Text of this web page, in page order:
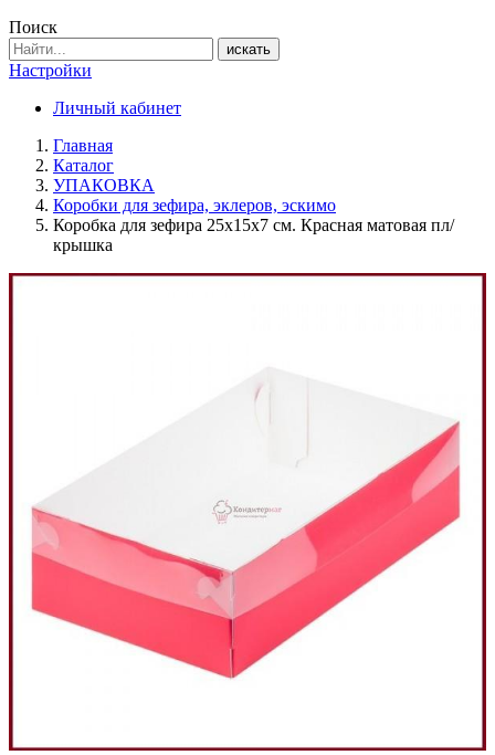
Поиск
искать
Настройки
Личный кабинет
Главная
Каталог
УПАКОВКА
Коробки для зефира, эклеров, эскимо
Коробка для зефира 25х15х7 см. Красная матовая пл/
крышка